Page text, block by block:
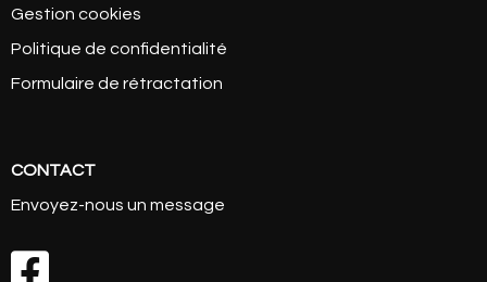
Gestion cookies
Politique de confidentialité
Formulaire de rétractation
CONTACT
Envoyez-nous un message
